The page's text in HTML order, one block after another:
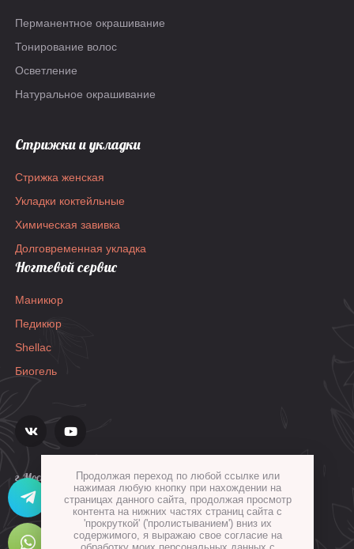
Перманентное окрашивание
Тонирование волос
Осветление
Натуральное окрашивание
Стрижки и укладки
Стрижка женская
Укладки коктейльные
Химическая завивка
Долговременная укладка
Ногтевой сервис
Маникюр
Педикюр
Shellac
Биогель
г.Москва, ул.Гиляровского, д.36, стр.1а
Продолжая переход по любой ссылке или
нажимая любую кнопку при нахождении на
страницах данного сайта, продолжая просмотр
контента на нижних частях страниц сайта с
'прокруткой' ('пролистыванием') вниз их
содержимого, я выражаю свое согласие на